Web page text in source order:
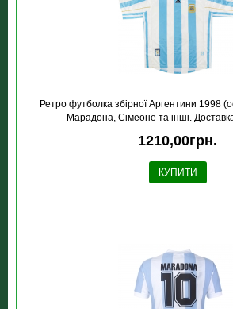
Ретро футболка збірної Аргентини 1998
Марадона, Сімеоне та інші.
1210,00грн.
КУПИТИ